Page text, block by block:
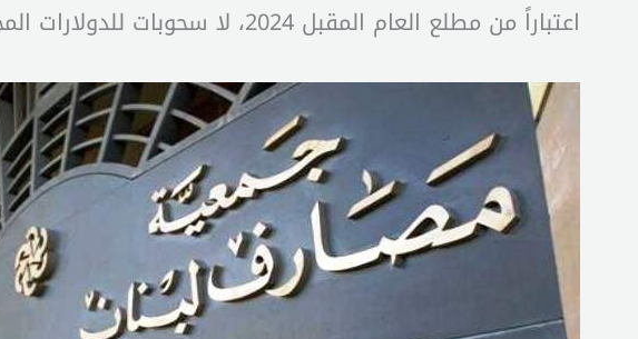
اعتباراً من مطلع العام المقبل 2024، لا سحوبات للدولارات المحتجزة لدى المصارف على السعر الرسمي 15 ألفاً، بل ربّما لا سحوبات للودائع من أصله